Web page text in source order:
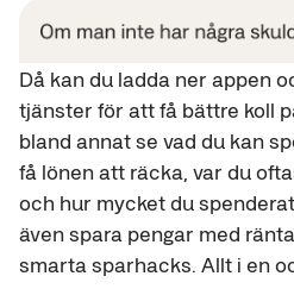
Då kan du ladda ner appen
tjänster för att få bättre koll
bland annat se vad du kan
få lönen att räcka, var du
och hur mycket du
även spara pengar med
smarta sparhacks. Allt i en